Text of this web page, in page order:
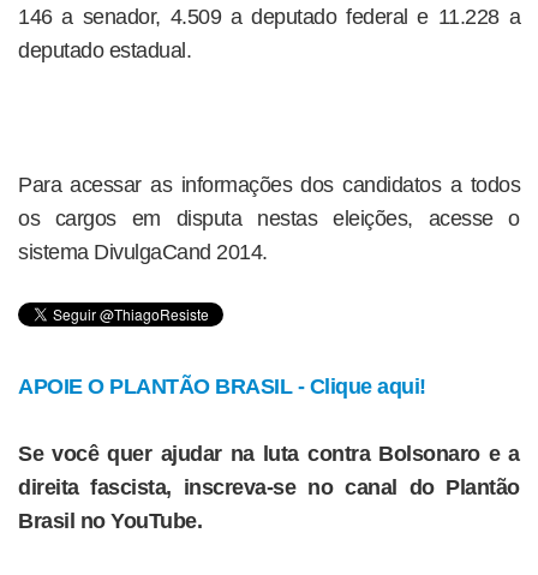
146 a senador, 4.509 a deputado federal e 11.228 a
deputado estadual.
Para acessar as informações dos candidatos a todos
os cargos em disputa nestas eleições, acesse o
sistema DivulgaCand 2014.
APOIE O PLANTÃO BRASIL - Clique aqui!
Se você quer ajudar na luta contra Bolsonaro e a
direita fascista, inscreva-se no canal do Plantão
Brasil no YouTube.